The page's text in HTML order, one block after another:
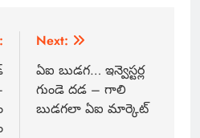
Next:
ఏఐ బుడగ… ఇన్వెస్టర్ల
గుండె దడ – గాలి
బుడగలా ఏఐ మార్కెట్